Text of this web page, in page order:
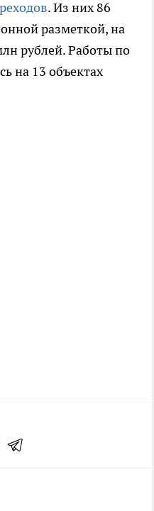
. Из них 86
разметкой, на
рублей. Работы по
на 13 объектах